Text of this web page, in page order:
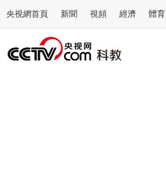
央視網首頁 新聞 視頻 經濟 體育